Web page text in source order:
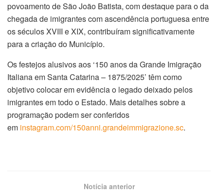
povoamento de São João Batista, com destaque para o da
chegada de imigrantes com ascendência portuguesa entre
os séculos XVIII e XIX, contribuíram significativamente
para a criação do Município.
Os festejos alusivos aos ‘150 anos da Grande Imigração
Italiana em Santa Catarina – 1875/2025’ têm como
objetivo colocar em evidência o legado deixado pelos
imigrantes em todo o Estado. Mais detalhes sobre a
programação podem ser conferidos
em instagram.com/150anni.grandeimmigrazione.sc.
Notícia anterior